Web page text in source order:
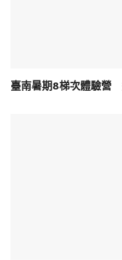
臺南暑期8梯次體驗營